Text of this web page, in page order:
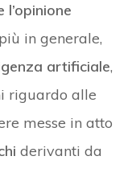
l’opinione
in generale,
artificiale,
riguardo alle
messe in atto
derivanti da